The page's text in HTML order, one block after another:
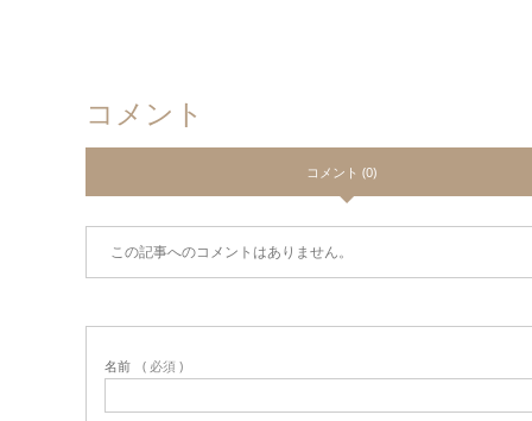
コメント
コメント (0)
この記事へのコメントはありません。
名前 ( 必須 )